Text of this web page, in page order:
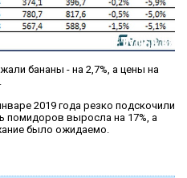
бананы - на 2,7%, а цены на
2019 года резко подскочили
помидоров выросла на 17%, а
было ожидаемо.